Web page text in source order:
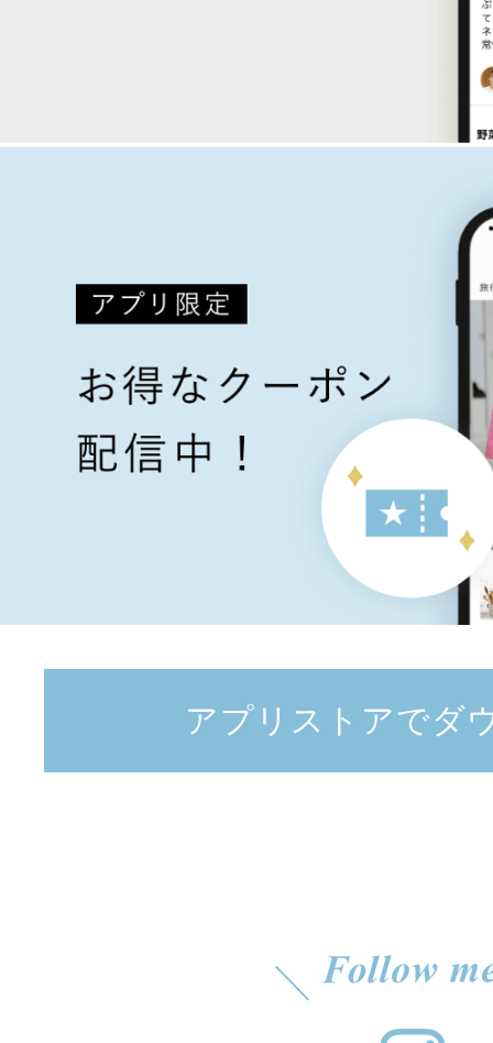
アプリストアでダ